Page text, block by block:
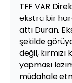
TFF VAR
ekstra bir
attı Duran.
şekilde
değil,
yapması
müdahale